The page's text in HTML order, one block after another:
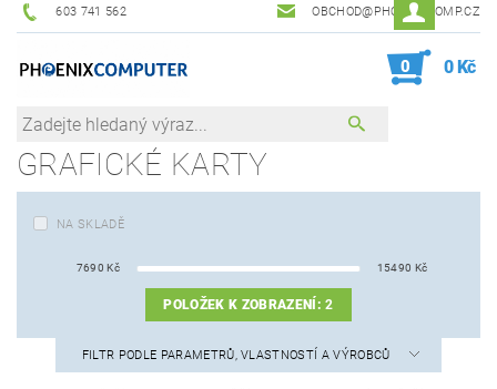
603 741 562 OBCHOD@PHOENIXCOMP.CZ
0 0 Kč
GRAFICKÉ KARTY
NA SKLADĚ
7690 Kč 15490 Kč
POLOŽEK K ZOBRAZENÍ:2
FILTR PODLE PARAMETRŮ, VLASTNOSTÍ A VÝROBCŮ